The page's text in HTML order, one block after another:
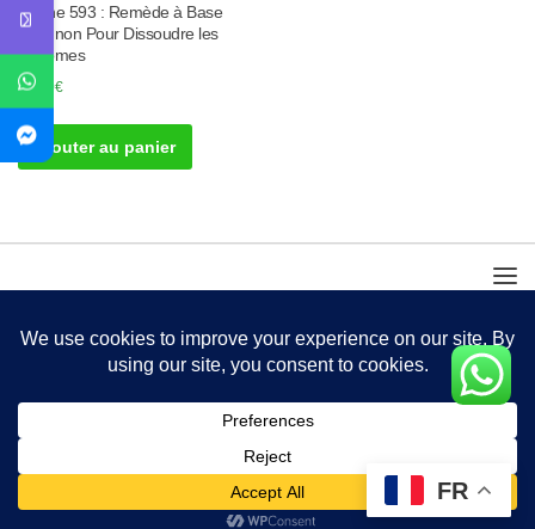
Tisane 593 : Remède à Base
d’Oignon Pour Dissoudre les
Fibromes
30.00€
Ajouter au panier
FR